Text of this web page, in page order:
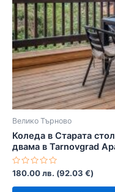
Велико Търново
Коледа в Старата
двама в Tarnovgrad
Оценено
с
0
180.00лв. (92.03 €)